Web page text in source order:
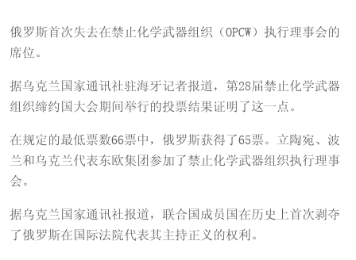
俄罗斯首次失去在禁止化学武器组织（OPCW）执行理事会的
席位。
据乌克兰国家通讯社驻海牙记者报道，第28届禁止化学武器
组织缔约国大会期间举行的投票结果证明了这一点。
在规定的最低票数66票中，俄罗斯获得了65票。立陶宛、波
兰和乌克兰代表东欧集团参加了禁止化学武器组织执行理事
会。
据乌克兰国家通讯社报道，联合国成员国在历史上首次剥夺
了俄罗斯在国际法院代表其主持正义的权利。